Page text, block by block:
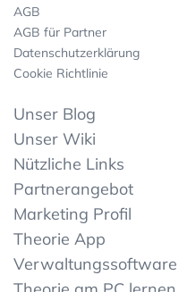
AGB
AGB für Partner
Datenschutzerklärung
Cookie Richtlinie
Unser Blog
Unser Wiki
Nützliche Links
Partnerangebot
Marketing Profil
Theorie App
Verwaltungssoftware